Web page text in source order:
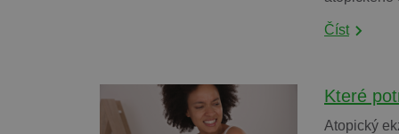
Číst
Které
Atopický